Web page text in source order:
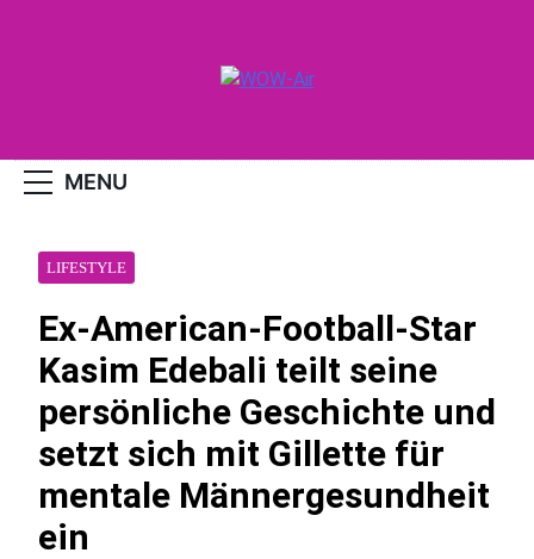
MENU
LIFESTYLE
Ex-American-Football-Star
Kasim Edebali teilt seine
persönliche Geschichte und
setzt sich mit Gillette für
mentale Männergesundheit
ein